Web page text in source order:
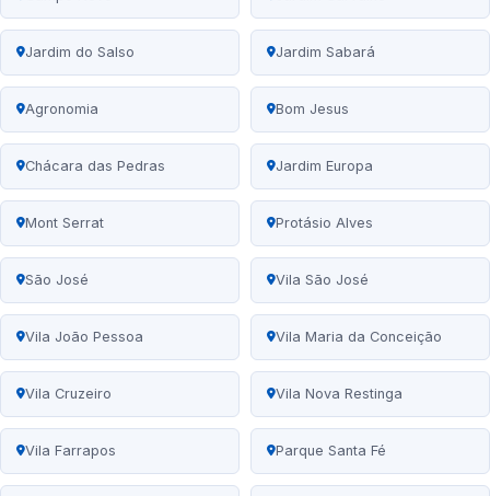
Jardim do Salso Jardim Sabará
Agronomia Bom Jesus
Chácara das Pedras Jardim Europa
Mont Serrat Protásio Alves
São José Vila São José
Vila João Pessoa Vila Maria da Conceição
Vila Cruzeiro Vila Nova Restinga
Vila Farrapos Parque Santa Fé